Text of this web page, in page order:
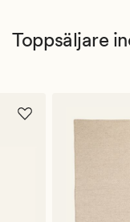
Toppsäljare